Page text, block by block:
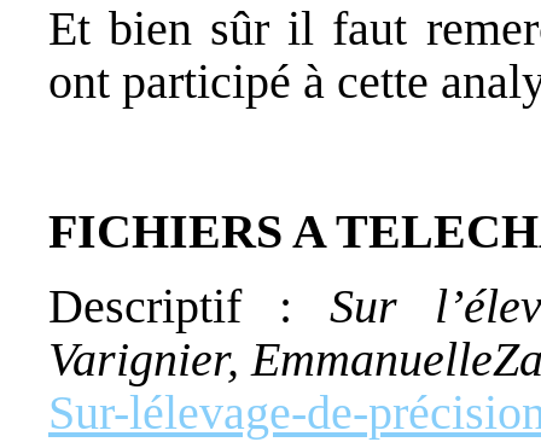
Et bien sûr il faut
ont participé à cette
FICHIERS A
Descriptif : Sur
Varignier,
Sur-lélevage-de-